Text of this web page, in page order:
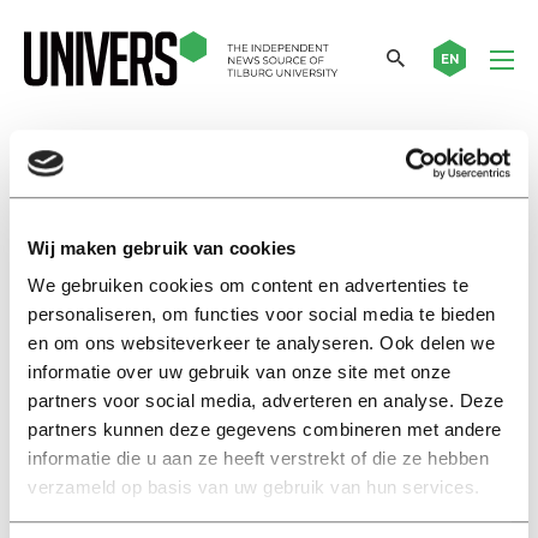
Wij maken gebruik van cookies
We gebruiken cookies om content en advertenties te
personaliseren, om functies voor social media te bieden
en om ons websiteverkeer te analyseren. Ook delen we
informatie over uw gebruik van onze site met onze
partners voor social media, adverteren en analyse. Deze
partners kunnen deze gegevens combineren met andere
informatie die u aan ze heeft verstrekt of die ze hebben
verzameld op basis van uw gebruik van hun services.
EN
mauro van de kerkhof
Interview
From Tilburg to Madison
Square Garden: Dancer Mauro
shares the stage with Troye
Sivan and Charli xcx
05 maart 2025
Interview
Van Tilburg naar Madison
Square Garden: danser Mauro